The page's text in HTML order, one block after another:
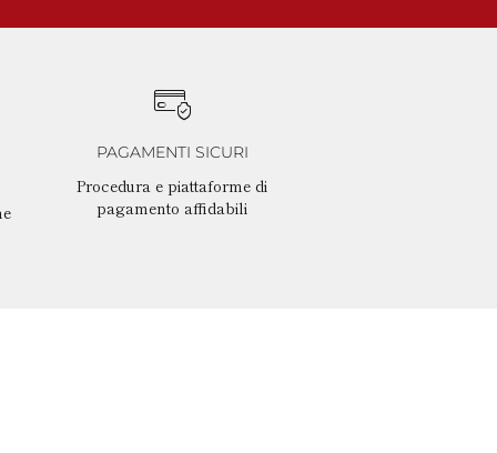
PAGAMENTI SICURI
Procedura e piattaforme di
pagamento affidabili